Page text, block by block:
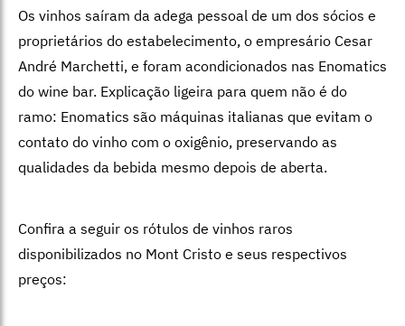
Os vinhos saíram da adega pessoal de um dos sócios e
proprietários do estabelecimento, o empresário Cesar
André Marchetti, e foram acondicionados nas Enomatics
do wine bar. Explicação ligeira para quem não é do
ramo: Enomatics são máquinas italianas que evitam o
contato do vinho com o oxigênio, preservando as
qualidades da bebida mesmo depois de aberta.
Confira a seguir os rótulos de vinhos raros
disponibilizados no Mont Cristo e seus respectivos
preços: